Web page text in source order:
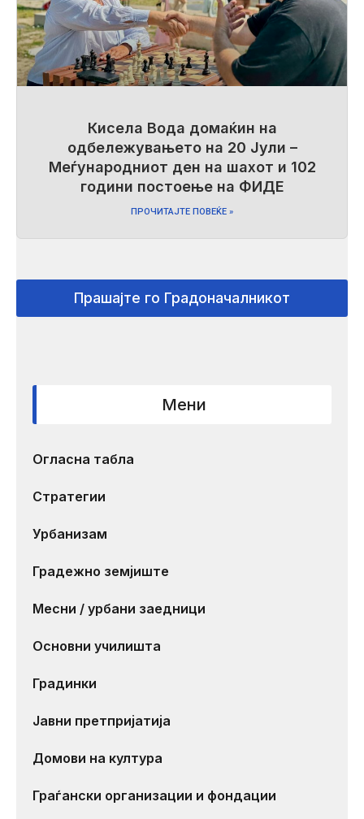
Кисела Вода домаќин на
одбележувањето на 20 Јули –
Меѓународниот ден на шахот и 102
години постоење на ФИДЕ
ПРОЧИТАЈТЕ ПОВЕЌЕ »
Прашајте го Градоначалникот
Мени
Огласна табла
Стратегии
Урбанизам
Градежно земјиште
Месни / урбани заедници
Основни училишта
Градинки
Јавни претпријатија
Домови на култура
Граѓански организации и фондации